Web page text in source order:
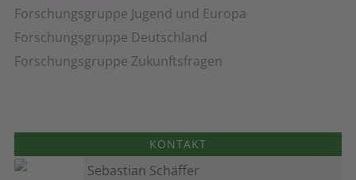
Forschungsgruppe Jugend und Europa
Forschungsgruppe Deutschland
Forschungsgruppe Zukunftsfragen
KONTAKT
Sebastian Schäffer